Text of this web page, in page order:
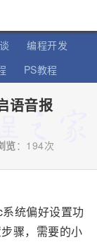
编程开发
PS教程
语音报
览： 194次
统偏好设置功
骤，需要的小